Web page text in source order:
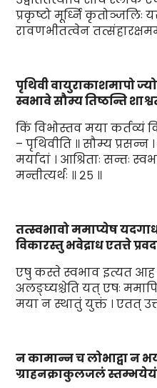
प्रकृष्टो मूर्ध्नि कृतोञ्जलिः
रावणभीतत्वेन
पृथिवी वायुराकाशमापो
स्वभावे सौम्य तिष्ठन्ति
किं विभोस्तव मया कर्तव्यं
– पृथिवीति ॥ सौम्य प्रसन्न
मर्यादां । आश्रिताः सन्तः
मन्तीत्यर्थः ॥ २५ ॥
तत्स्वभावो ममाप्येष
विकारस्तु भवेद्राध एतत्ते
एषु कस्ते स्वभाव इत्यत आह —
अलङ्घ्यश्चेति यत् एषः
मया न स्थातुं युक्तं । एतत्
न कामान्न च लोभाद्वा न
ग्राहनक्राकुलजलं